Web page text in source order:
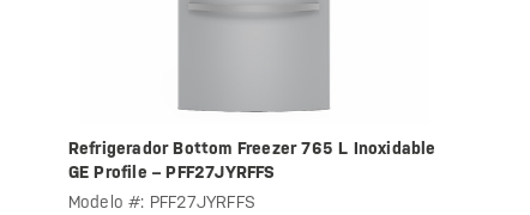
Refrigerador Bottom Freezer 765 L Inoxidable
GE Profile – PFF27JYRFFS
Modelo #: PFF27JYRFFS